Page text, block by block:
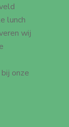
lunch
wij
onze